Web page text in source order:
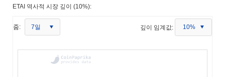
ETAI 역사적 시장 깊이 (10%):
줌: 7일 깊이 임계값: 10%